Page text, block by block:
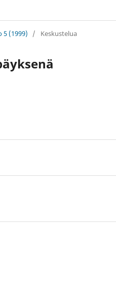
5 (1999) / Keskustelua